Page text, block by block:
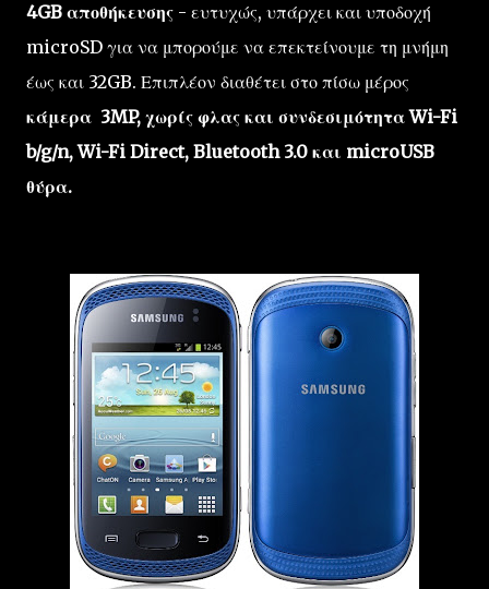
4GB αποθήκευσης - ευτυχώς, υπάρχει και υποδοχή
microSD για να μπορούμε να επεκτείνουμε τη μνήμη
έως και 32GB. Επιπλέον διαθέτει στο πίσω μέρος
κάμερα 3MP, χωρίς φλας και συνδεσιμότητα Wi-Fi
b/g/n,Wi-Fi Direct, Bluetooth 3.0 και microUSB
θύρα.